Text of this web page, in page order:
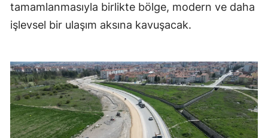
Erzincan
Eskişehir
Gaziantep
Giresun
tamamlanmasıyla birlikte bölge, modern ve daha
işlevsel bir ulaşım aksına kavuşacak.